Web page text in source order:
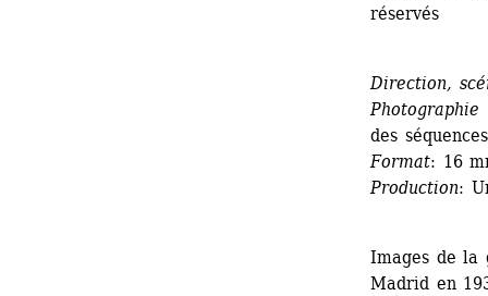
réservés
Direction,
Photographie
des
Format: 16
Production:
Images de la
Madrid en